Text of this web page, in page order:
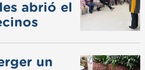
abrió el
un